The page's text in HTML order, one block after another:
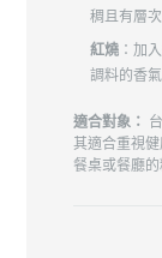
稠且有層次
紅燒 ：加
調料的香
適合對象：
其適合重視
餐桌或餐廳